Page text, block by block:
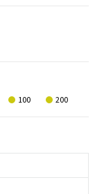
100 200